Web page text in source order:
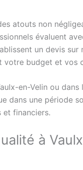
atouts non
évaluent
un devis sur
budget et vos
en-Velin ou
dans une période
financiers.
à